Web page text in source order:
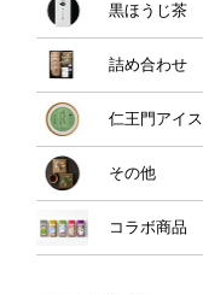
黒ほうじ茶
詰め合わせ
仁王門アイス
その他
コラボ商品